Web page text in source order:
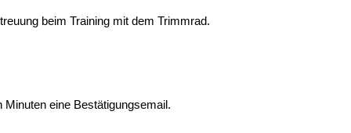
beim Trai­ning mit dem Trimmrad.
eine Bestätigungsemail.